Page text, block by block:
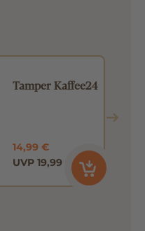
Tamper Kaffee24
14,99 €
UVP 19,99 €